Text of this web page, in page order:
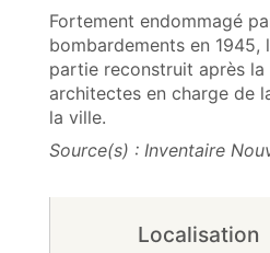
Fortement endommagé
bombardements en 1945,
partie reconstruit après la
architectes en charge de
la ville.
Source(s) : Inventaire
Localisation